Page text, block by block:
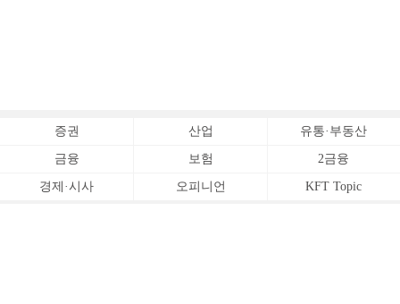
증권 산업 유통·부동산
금융 보험 2금융
경제·시사 오피니언 KFT Topic